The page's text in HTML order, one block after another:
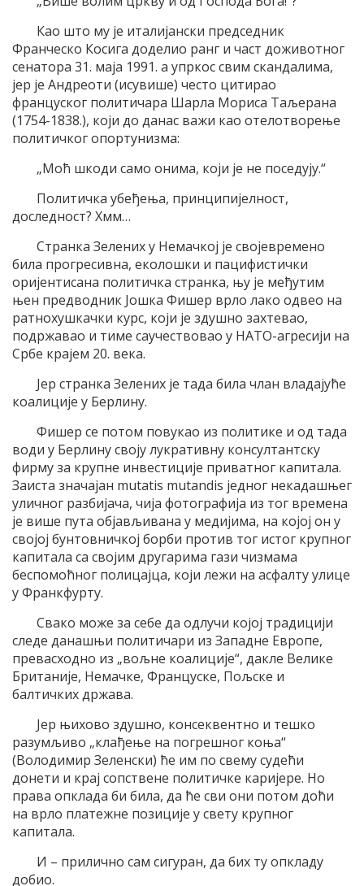
Као што му је италијански председник
Франческо Косига доделио ранг и част доживотног
сенатора 31. маја 1991. а упркос свим скандалима,
јер је Андреоти (исувише) често цитирао
француског политичара Шарла Мориса Таљерана
(1754-1838.), који до данас важи као отелотворење
политичког опортунизма:
„Моћ шкоди само онима, који је не поседују.“
Политичка убеђења, принципијелност,
доследност? Хмм…
Странка Зелених у Немачкој је својевремено
била прогресивна, еколошки и пацифистички
оријентисана политичка странка, њу је међутим
њен предводник Јошка Фишер врло лако одвео на
ратнохушкачки курс, који је здушно захтевао,
подржавао и тиме саучествовао у НАТО-агресији на
Србе крајем 20. века.
Јер странка Зелених је тада била члан владајуће
коалиције у Берлину.
Фишер се потом повукао из политике и од тада
води у Берлину своју лукративну консултантску
фирму за крупне инвестиције приватног капитала.
Заиста значајан mutatis mutandis једног некадашњег
уличног разбијача, чија фотографија из тог времена
је више пута објављивана у медијима, на којој он у
својој бунтовничкој борби против тог истог крупног
капитала са својим другарима гази чизмама
беспомоћног полицајца, који лежи на асфалту улице
у Франкфурту.
Свако може за себе да одлучи којој традицији
следе данашњи политичари из Западне Европе,
превасходно из „вољне коалиције“, дакле Велике
Британије, Немачке, Француске, Пољске и
балтичких држава.
Јер њихово здушно, консеквентно и тешко
разумљиво „клађење на погрешног коња“
(Володимир Зеленски) ће им по свему судећи
донети и крај сопствене политичке каријере. Но
права опклада би била, да ће сви они потом доћи
на врло платежне позиције у свету крупног
капитала.
И – прилично сам сигуран, да бих ту опкладу
добио.